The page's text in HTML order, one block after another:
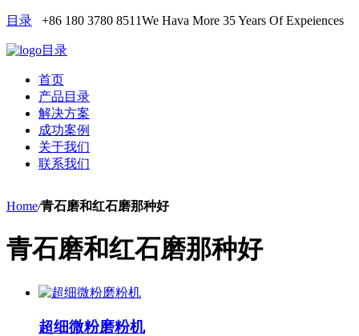
目录 +86 180 3780 8511We Hava More 35 Years Of Expeiences
目录
首页
产品目录
解决方案
成功案例
关于我们
联系我们
Home/青石磨和红石磨那种好
青石磨和红石磨那种好
超细微粉磨粉机